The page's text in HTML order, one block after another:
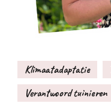
Klimaatadaptatie
Verantwoord tuinieren